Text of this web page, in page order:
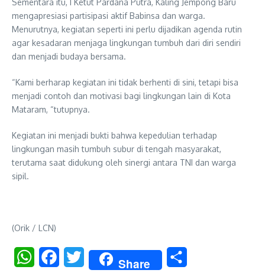
mengapresiasi partisipasi aktif Babinsa dan warga.
Menurutnya, kegiatan seperti ini perlu dijadikan agenda rutin
agar kesadaran menjaga lingkungan tumbuh dari diri sendiri
dan menjadi budaya bersama.
“Kami berharap kegiatan ini tidak berhenti di sini, tetapi bisa
menjadi contoh dan motivasi bagi lingkungan lain di Kota
Mataram, “tutupnya.
Kegiatan ini menjadi bukti bahwa kepedulian terhadap
lingkungan masih tumbuh subur di tengah masyarakat,
terutama saat didukung oleh sinergi antara TNI dan warga
sipil.
(Orik / LCN)
WhatsAppFacebookTwitter Share